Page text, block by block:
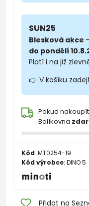
SUN25
Blesková akce
do pondělí
Platí i na již
👉 V košíku
Pokud
Balíkovna
Kód: MT0254-19
Kód výrobce: DINO 5
Přidat na